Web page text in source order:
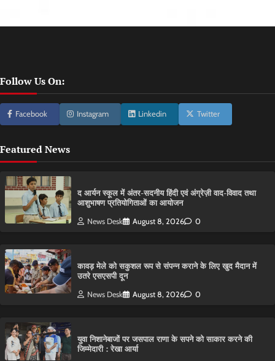
Follow Us On:
Facebook Instagram Linkedin Twitter
Featured News
द आर्यन स्कूल में अंतर-सदनीय हिंदी एवं अंग्रेज़ी वाद-विवाद तथा
आशुभाषण प्रतियोगिताओं का आयोजन
News Desk August 8, 2026 0
कावड़ मेले को सकुशल रूप से संपन्न कराने के लिए खुद मैदान में
उतरे एसएसपी दून
News Desk August 8, 2026 0
युवा निशानेबाजों पर जसपाल राणा के सपने को साकार करने की
जिम्मेदारी : रेखा आर्या